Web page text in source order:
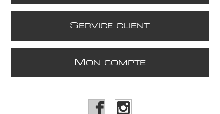
S ERVICE CLIENT
M ON COMPTE